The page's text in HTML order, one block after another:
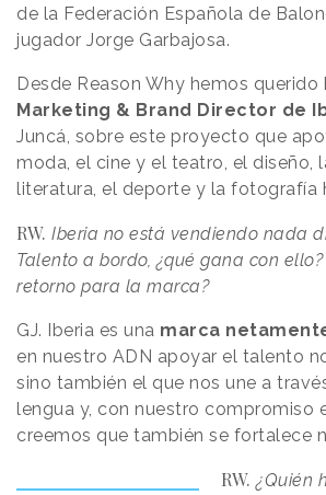
de la Federación Española de
jugador Jorge Garbajosa.
Desde Reason Why hemos querido
Marketing & Brand Director de
Juncá, sobre este proyecto que
moda, el cine y el teatro, el diseño,
literatura, el deporte y la fotografía
RW. Iberia no está vendiendo nada
Talento a bordo, ¿qué gana con
retorno para la marca?
GJ. Iberia es una marca
en nuestro ADN apoyar el talento
sino también el que nos une a
lengua y, con nuestro compromiso
creemos que también se fortalece
RW.¿Quién